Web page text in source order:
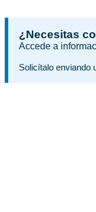
¿Necesitas
Accede a
Solicítalo enviando